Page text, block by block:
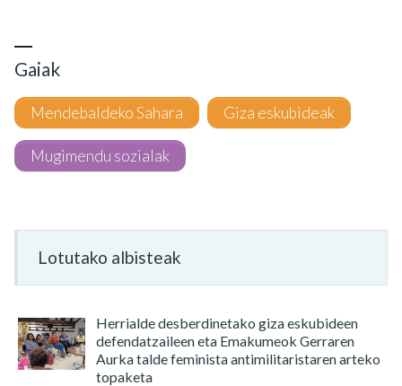
Gaiak
Mendebaldeko Sahara Giza eskubideak
Mugimendu sozialak
Lotutako albisteak
Herrialde desberdinetako giza eskubideen
defendatzaileen eta Emakumeok Gerraren
Aurka talde feminista antimilitaristaren arteko
topaketa